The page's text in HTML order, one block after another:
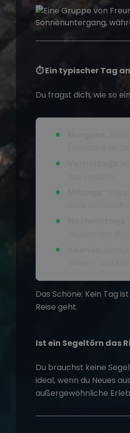
⏱️ Ein typischer Tag an
Du fragst dich, wie so
dazu ein Lunch
Das Schöne: Kein Tag
Reise geht.
Ist ein Segeltörn das
Du brauchst keine
ideal, wenn du Neues
außergewöhnliche